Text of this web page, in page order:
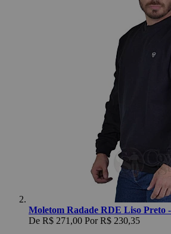
Moletom Radade RDE Liso Preto
De R$ 271,00 Por R$ 230,35